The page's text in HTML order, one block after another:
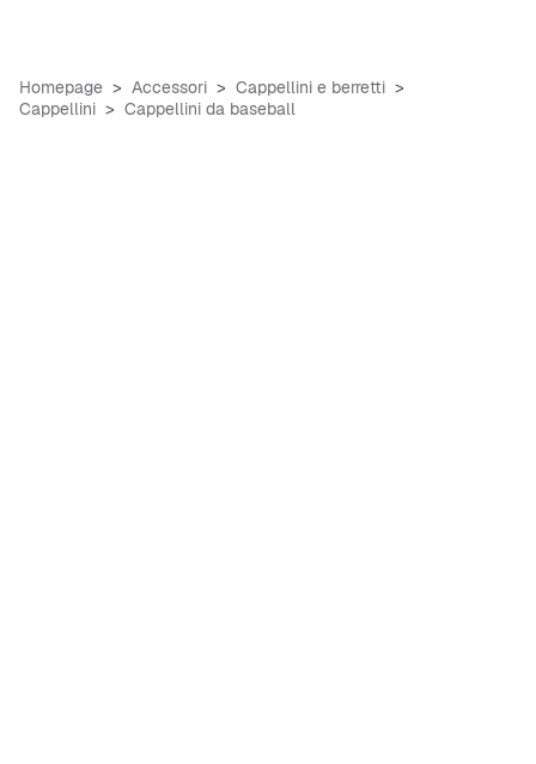
Homepage Accessori
Cappellini e berretti
Cappellini
Cappellini da baseball